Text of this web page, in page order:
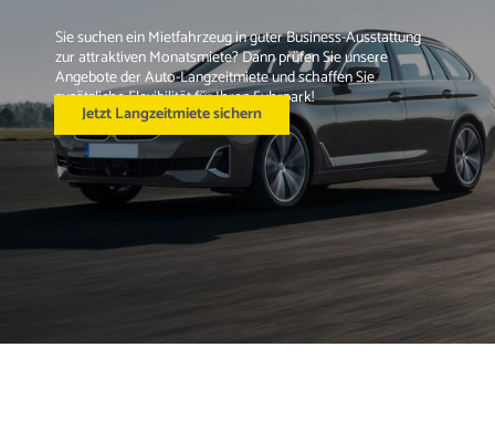
Sie suchen ein Mietfahrzeug in guter Business-Ausstattung
zur attraktiven Monatsmiete? Dann prüfen Sie unsere
Angebote der Auto-Langzeitmiete und schaffen Sie
zusätzliche Flexibilität für Ihren Fuhrpark!
Jetzt Langzeitmiete sichern